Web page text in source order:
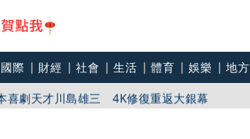
國際 財經 社會 生活 體育 娛樂 地方
台日8航班異動！8日加開疏運
劇天才川島雄三 4K修復重返大銀幕